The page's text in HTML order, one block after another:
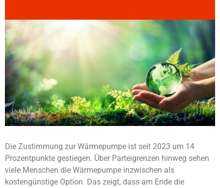
Die Zustimmung zur Wärmepumpe ist seit 2023 um 14
Prozentpunkte gestiegen. Über Parteigrenzen hinweg sehen
viele Menschen die Wärmepumpe inzwischen als
kostengünstige Option. Das zeigt, dass am Ende die